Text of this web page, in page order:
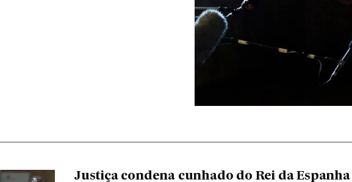
Justiça condena cunhado do Rei da Espanha